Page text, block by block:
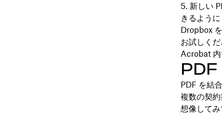
新しい
きるように
Dropbox
お試しく
Acrobat 内
PDF
PDF を結
複数の契
想像して